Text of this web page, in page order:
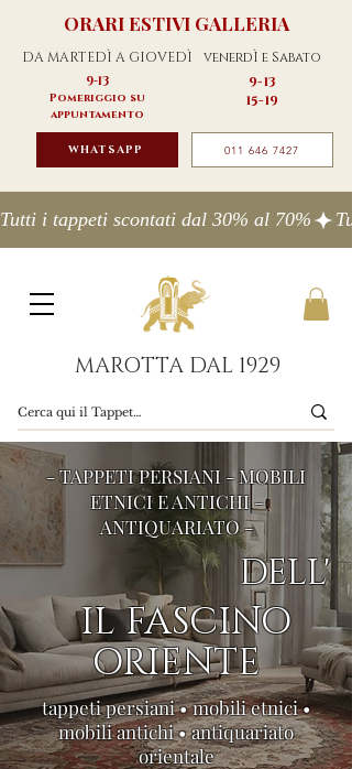
ORARI ESTIVI GALLERIA
DA MARTEDÌ A GIOVEDÌ venerdÌ e Sabato
9-13
Pomeriggio su
appuntamento
9-13
15-19
WHATSAPP 011 646 7427
Tutti i tappeti scontati dal 30% al 70%
MAROTTA DAL 1929
- TAPPETI PERSIANI - MOBILI
ETNICI E ANTICHI -
ANTIQUARIATO -
DELL'
IL FASCINO
ORIENTE
tappeti persiani • mobili etnici •
mobili antichi • antiquariato
orientale